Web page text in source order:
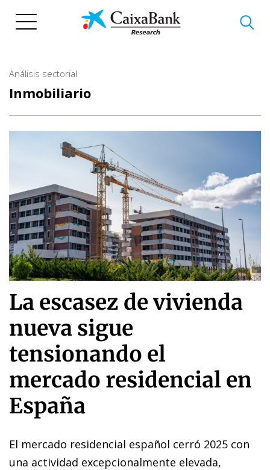
Análisis sectorial
Inmobiliario
La escasez de vivienda
nueva sigue
tensionando el
mercado residencial en
España
El mercado residencial español cerró 2025 con
una actividad excepcionalmente elevada,